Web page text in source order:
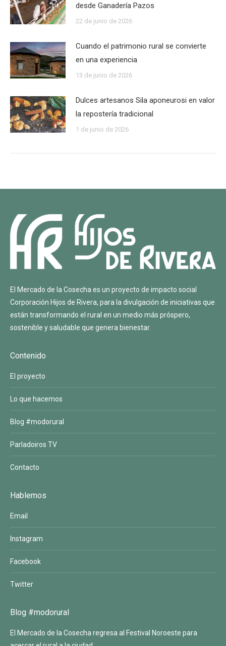
desde Ganadería Pazos
22 de junio de 2026
Cuando el patrimonio rural se convierte
en una experiencia
13 de junio de 2026
Dulces artesanos Sila aponeurosi en valor
la repostería tradicional
1 de junio de 2026
El Mercado de la Cosecha es un proyecto de impacto social
Corporación Hijos de Rivera, para la divulgación de iniciativas que
están transformando el rural en un medio más próspero,
sostenible y saludable que genera bienestar.
Contenido
El proyecto
Lo que hacemos
Blog #modorural
Parladoiros TV
Contacto
Hablemos
Email
Instagram
Facebook
Twitter
Blog #modorural
El Mercado de la Cosecha regresa al Festival Noroeste para